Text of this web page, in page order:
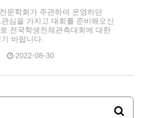
문학회가 주관하여 운영하던
심을 가지고 대회를 준비해오신
전국학생천체관측대회에 대한
바랍니다.
2022-08-30